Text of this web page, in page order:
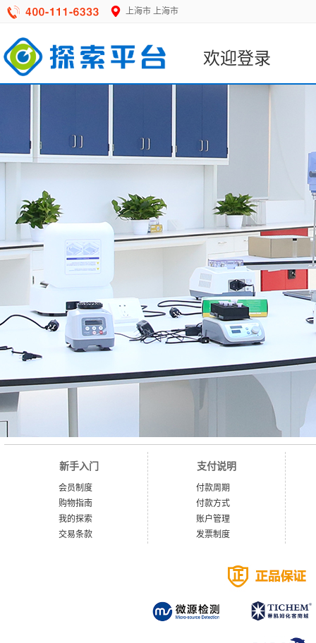
上海市 上海市
欢迎登录
新手入门
会员制度
购物指南
我的探索
交易条款
支付说明
付款周期
付款方式
账户管理
发票制度